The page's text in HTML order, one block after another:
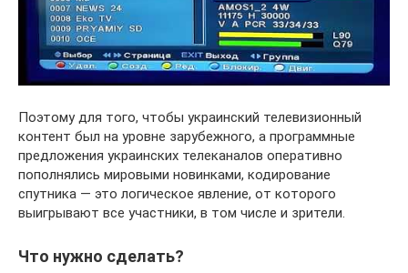
Поэтому для того, чтобы украинский телевизионный
контент был на уровне зарубежного, а программные
предложения украинских телеканалов оперативно
пополнялись мировыми новинками, кодирование
спутника — это логическое явление, от которого
выигрывают все участники, в том числе и зрители.
Что нужно сделать?